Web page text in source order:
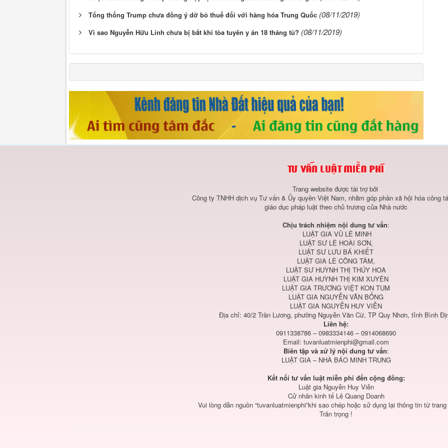
Tổng thống Trump chưa đồng ý dỡ bỏ thuế đối với hàng hóa Trung Quốc (08/11/2019)
Vì sao Nguyễn Hữu Linh chưa bị bắt khi tòa tuyên y án 18 tháng tù? (08/11/2019)
Trang website được tài trợ bởi
Công ty TNHH dịch vụ Tư vấn & Ủy quyền Việt Nam, nhằm góp phần xã hội hóa công
giáo dục pháp luật theo chủ trương của Nhà nước
Chịu trách nhiệm nội dung tư vấn:
LUẬT GIA VŨ LÊ MINH
LUẬT SƯ LÊ HOÀI SƠN,
LUẬT SƯ LƯU BÁ KHIẾT
LUẬT GIA LÊ CÔNG TÂM,
LUẬT SƯ HUỲNH THỊ THÚY HOA
LUẬT GIA HUỲNH THỊ KIM XUYÊN
LUẬT GIA TRƯƠNG VIỆT KON TUM
LUẬT GIA NGUYỄN VĂN BỔNG
LUẬT GIA NGUYỄN HUY VIỄN
Địa chỉ: 40/2 Trần Lương, phường Nguyễn Văn Cừ, TP Quy Nhơn, tỉnh Bình
Liên hệ:
0911338786 – 0983334146 – 0914068690
Email: tuvanluatmienphi@gmail.com
Biên tập và xử lý nội dung tư vấn:
LUẬT GIA – NHÀ BÁO MINH TRUNG
Kết nối tư vấn luật miễn phí đến cộng đồng:
Luật gia Nguyễn Huy Viễn
Cử nhân kinh tế Lê Quang Doanh
Vui lòng dẫn nguồn “tuvanluatmienphi”khi sao chép hoặc sử dụng lại thông tin từ
Trân trọng !